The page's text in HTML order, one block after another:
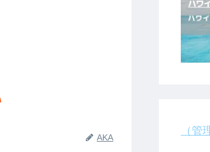
AKA
（管